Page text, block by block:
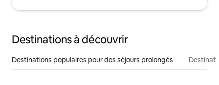
Destinations à découvrir
Destinations populaires pour des séjours prolongés